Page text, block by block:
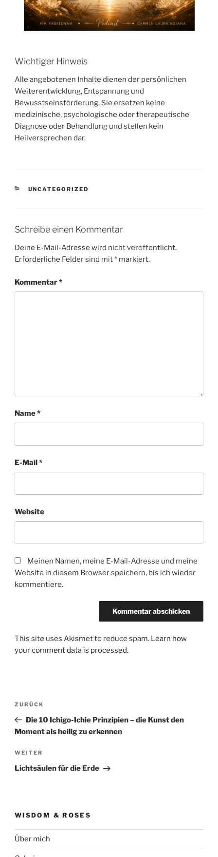
Wichtiger Hinweis
Alle angebotenen Inhalte dienen der persönlichen
Weiterentwicklung, Entspannung und
Bewusstseinsförderung. Sie ersetzen keine
medizinische, psychologische oder therapeutische
Diagnose oder Behandlung und stellen kein
Heilversprechen dar.
KATEGORIEN
UNCATEGORIZED
Schreibe einen Kommentar
Deine E-Mail-Adresse wird nicht veröffentlicht.
Erforderliche Felder sind mit* markiert.
Kommentar*
Name*
E-Mail*
Website
Meinen Namen, meine E-Mail-Adresse und meine
Website in diesem Browser speichern, bis ich wieder
kommentiere.
This site uses Akismet to reduce spam. Learn how
your comment data is processed.
Beitrags-
Vorheriger
Beitrag
ZURÜCK
Die 10 Ichigo-Ichie Prinzipien – die Kunst den
Moment als heilig zu erkennen
Nächster
Beitrag
WEITER
Lichtsäulen für die Erde
WISDOM & ROSES
Über mich